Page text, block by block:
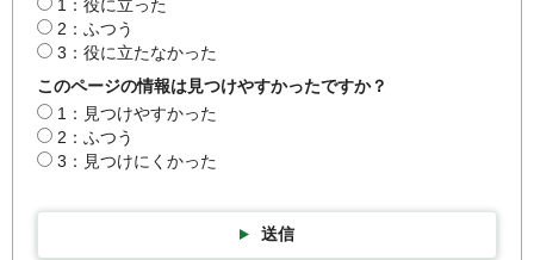
1：役に立った
2：ふつう
3：役に立たなかった
このページの情報は見つけやすかったですか？
1：見つけやすかった
2：ふつう
3：見つけにくかった
送信